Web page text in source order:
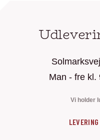
Man - fre kl.
Vi holder